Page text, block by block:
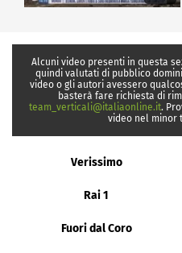
Alcuni video presenti in questa
quindi valutati di pubblico
video o gli autori avessero
basterà fare richiesta di
team_verticali@italiaonline.it.
video nel minor
Verissimo
Rai 1
Fuori dal Coro